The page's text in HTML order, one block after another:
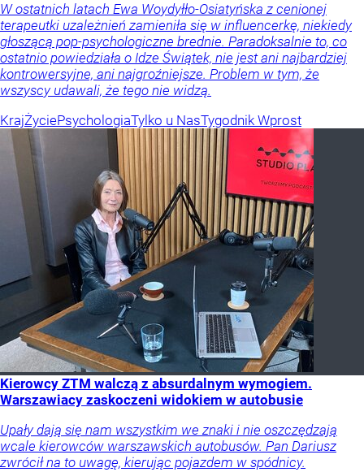
W ostatnich latach Ewa Woydyłło-Osiatyńska z cenionej
terapeutki uzależnień zamieniła się w influencerkę, niekiedy
głoszącą pop-psychologiczne brednie. Paradoksalnie to, co
ostatnio powiedziała o Idze Świątek, nie jest ani najbardziej
kontrowersyjne, ani najgroźniejsze. Problem w tym, że
wszyscy udawali, że tego nie widzą.
KrajŻyciePsychologiaTylko u NasTygodnik Wprost
Kierowcy ZTM walczą z absurdalnym wymogiem.
Warszawiacy zaskoczeni widokiem w autobusie
Upały dają się nam wszystkim we znaki i nie oszczędzają
wcale kierowców warszawskich autobusów. Pan Dariusz
zwrócił na to uwagę, kierując pojazdem w spódnicy.